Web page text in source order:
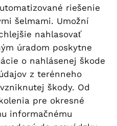
riešenie
šelmami. Umožní
nahlasovať
úradom poskytne
o nahlásenej škode
z terénneho
škody. Od
pre okresné
informačnému